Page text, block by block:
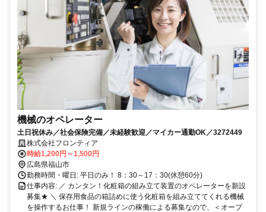
機械のオペレーター
土日祝休み／社会保険完備／未経験歓迎／マイカー通勤OK／3272449
株式会社フロンティア
時給1,200円～1,500円
広島県福山市
勤務時間・曜日: 平日のみ！ 8：30～17：30(休憩60分)
仕事内容: ／ カンタン！化粧箱の組み立て装置のオペレーターを新設
募集★ ＼ 保存用食品の箱詰めに使う化粧箱を組み立ててくれる機械
を操作するお仕事！ 新規ラインの稼働による募集なので、＜オープ